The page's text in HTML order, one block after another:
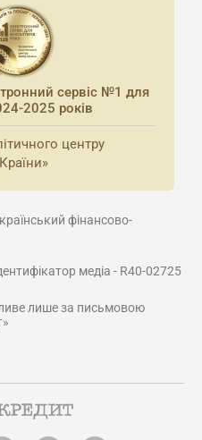
сервіс №1 для
2025 років
центру
фінансово-
медіа - R40-02725
лише за письмовою